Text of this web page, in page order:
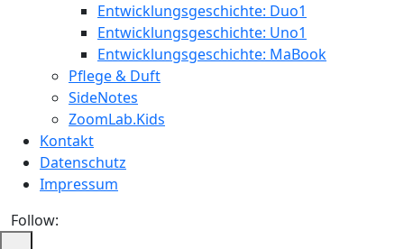
Entwicklungsgeschichte: Duo1
Entwicklungsgeschichte: Uno1
Entwicklungsgeschichte: MaBook
Pflege & Duft
SideNotes
ZoomLab.Kids
Kontakt
Datenschutz
Impressum
Follow: